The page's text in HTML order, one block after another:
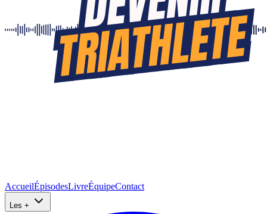
AccueilÉpisodesLivreÉquipeContact
Les +